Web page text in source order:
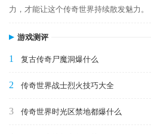
力，才能让这个传奇世界持续散发魅力。
游戏测评
1 复古传奇尸魔洞爆什么
2 传奇世界战士烈火技巧大全
3 传奇世界时光区禁地都爆什么